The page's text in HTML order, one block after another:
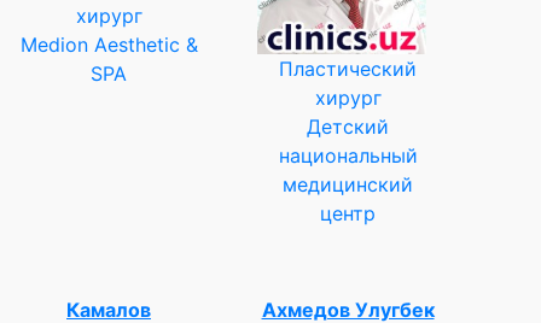
хирург
Medion Aesthetic &
SPA
Пластический
хирург
Детский
национальный
медицинский
центр
Камалов
Ахмедов Улугбек